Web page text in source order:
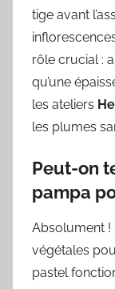
tige avant
rôle crucial :
qu’une
les ateliers
les plumes
Peut-on
pampa
Absolument !
végétales
pastel